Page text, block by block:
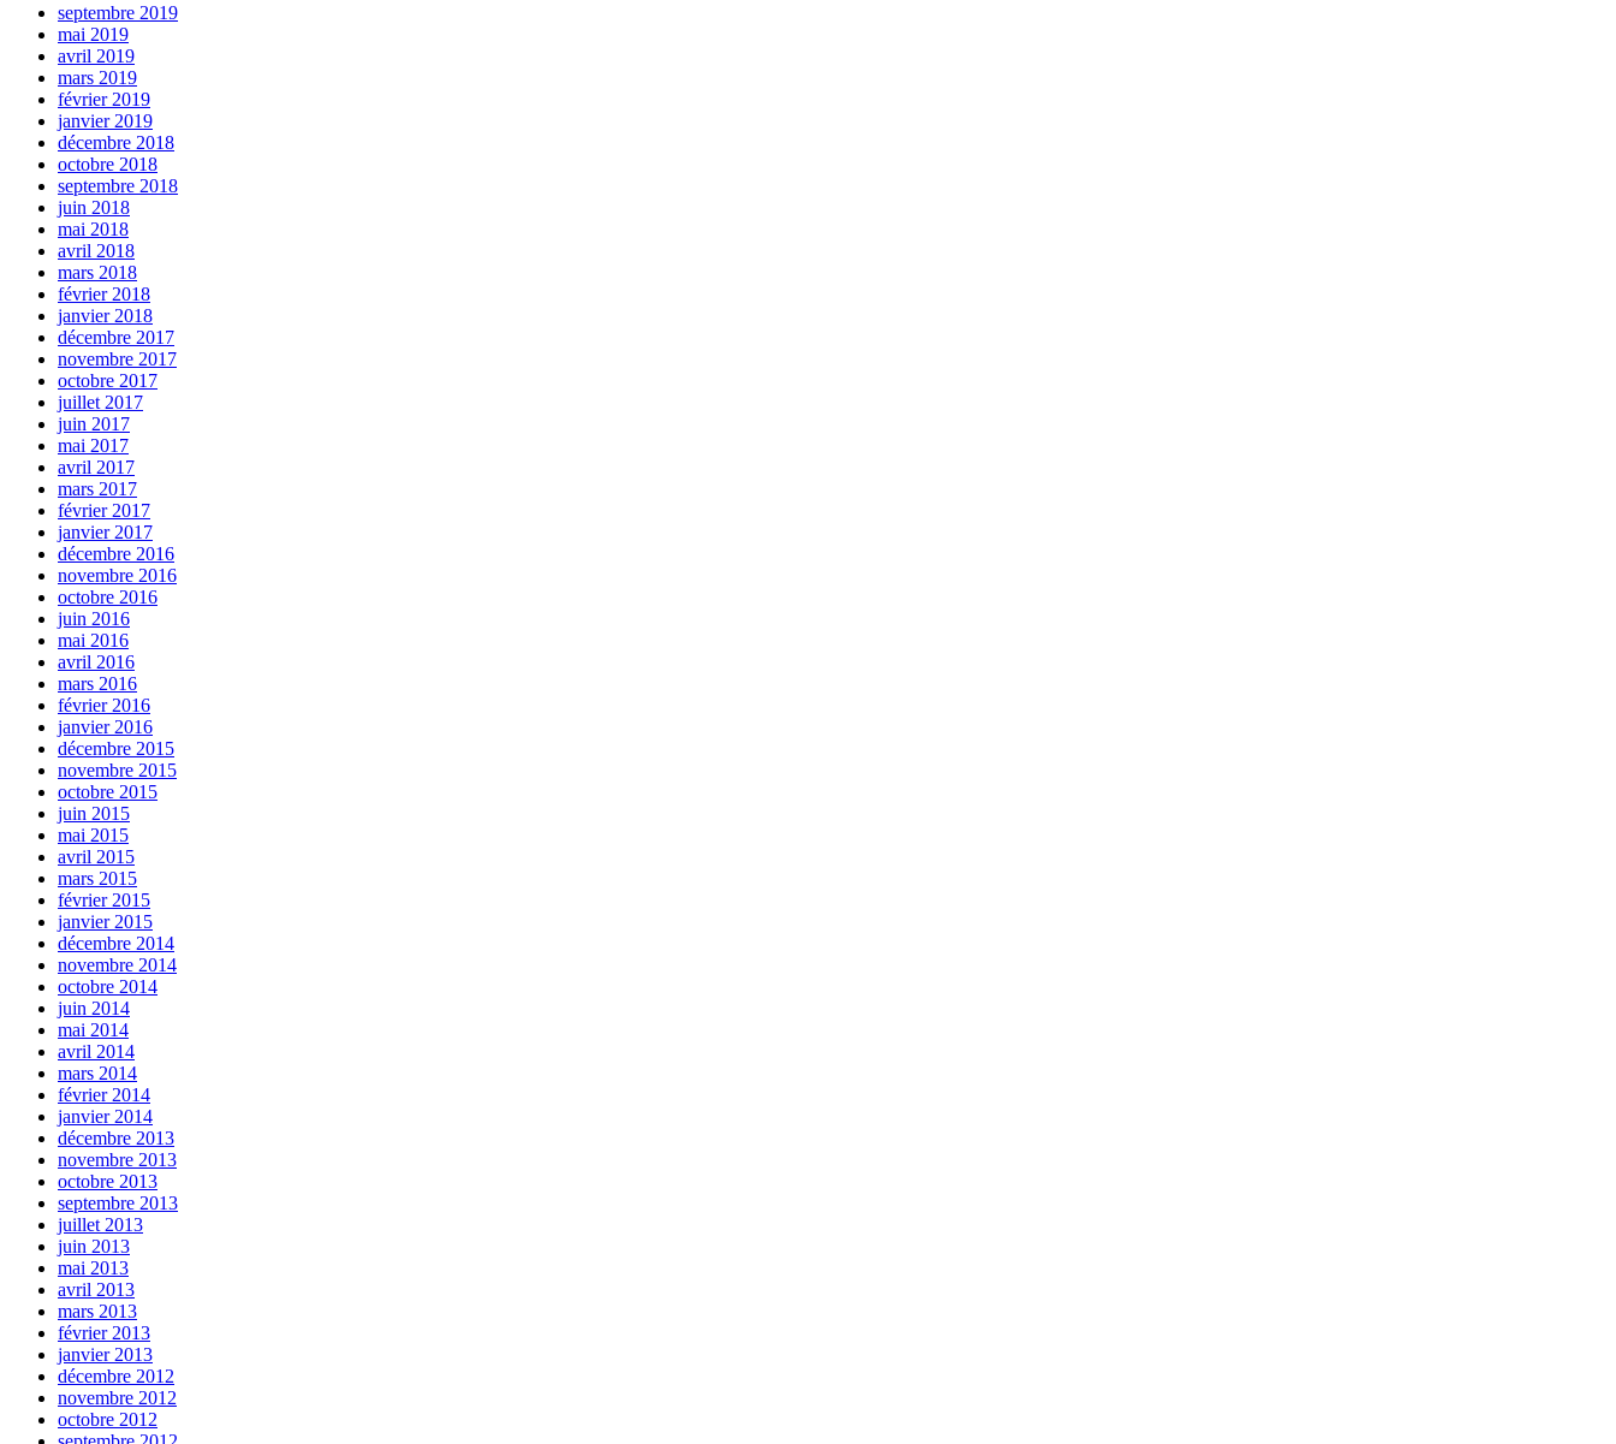
septembre 2019
mai 2019
avril 2019
mars 2019
février 2019
janvier 2019
décembre 2018
octobre 2018
septembre 2018
juin 2018
mai 2018
avril 2018
mars 2018
février 2018
janvier 2018
décembre 2017
novembre 2017
octobre 2017
juillet 2017
juin 2017
mai 2017
avril 2017
mars 2017
février 2017
janvier 2017
décembre 2016
novembre 2016
octobre 2016
juin 2016
mai 2016
avril 2016
mars 2016
février 2016
janvier 2016
décembre 2015
novembre 2015
octobre 2015
juin 2015
mai 2015
avril 2015
mars 2015
février 2015
janvier 2015
décembre 2014
novembre 2014
octobre 2014
juin 2014
mai 2014
avril 2014
mars 2014
février 2014
janvier 2014
décembre 2013
novembre 2013
octobre 2013
septembre 2013
juillet 2013
juin 2013
mai 2013
avril 2013
mars 2013
février 2013
janvier 2013
décembre 2012
novembre 2012
octobre 2012